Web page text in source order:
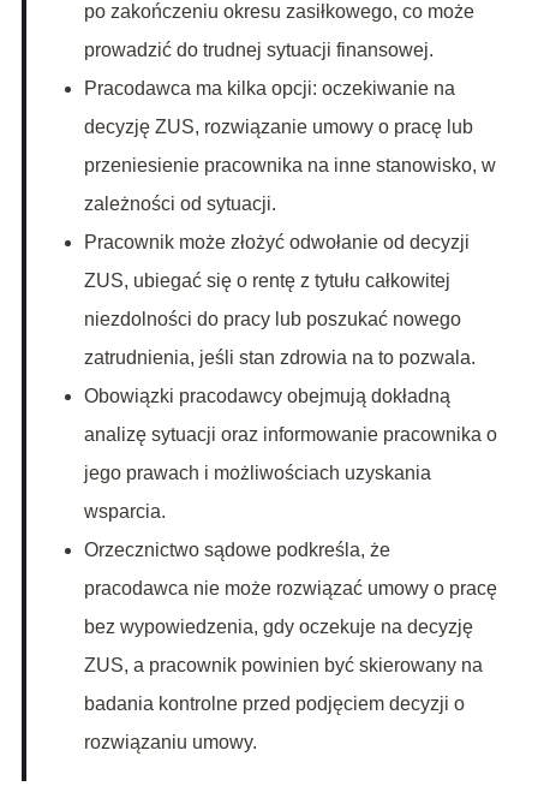
po zakończeniu okresu zasiłkowego, co może
prowadzić do trudnej sytuacji finansowej.
Pracodawca ma kilka opcji: oczekiwanie na
decyzję ZUS, rozwiązanie umowy o pracę lub
przeniesienie pracownika na inne stanowisko, w
zależności od sytuacji.
Pracownik może złożyć odwołanie od decyzji
ZUS, ubiegać się o rentę z tytułu całkowitej
niezdolności do pracy lub poszukać nowego
zatrudnienia, jeśli stan zdrowia na to pozwala.
Obowiązki pracodawcy obejmują dokładną
analizę sytuacji oraz informowanie pracownika o
jego prawach i możliwościach uzyskania
wsparcia.
Orzecznictwo sądowe podkreśla, że
pracodawca nie może rozwiązać umowy o pracę
bez wypowiedzenia, gdy oczekuje na decyzję
ZUS, a pracownik powinien być skierowany na
badania kontrolne przed podjęciem decyzji o
rozwiązaniu umowy.